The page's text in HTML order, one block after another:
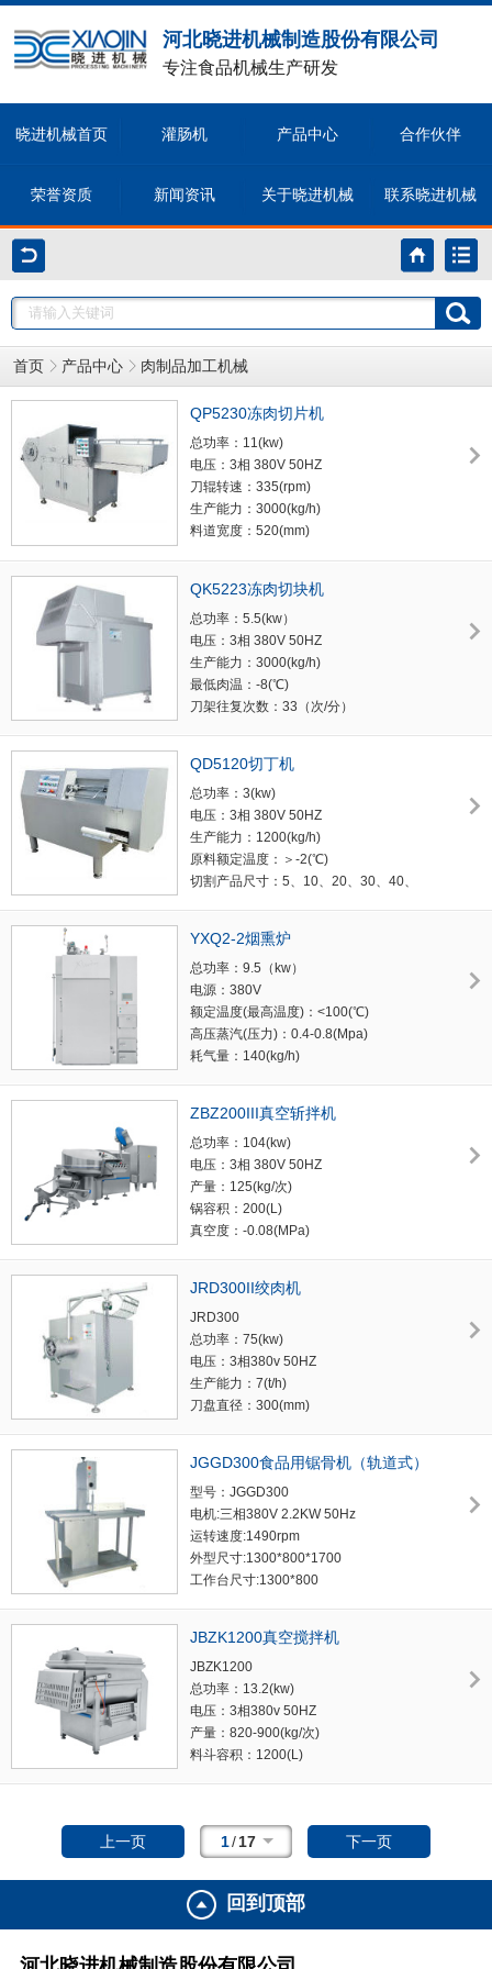
河北晓进机械制造股份有限公司
专注食品机械生产研发
晓进机械首页 灌肠机 产品中心 合作伙伴
荣誉资质 新闻资讯 关于晓进机械 联系晓进机械
首页 产品中心 肉制品加工机械
QP5230冻肉切片机
总功率：11(kw)
电压：3相 380V 50HZ
刀辊转速：335(rpm)
生产能力：3000(kg/h)
料道宽度：520(mm)
重量：760(kg)
外形尺寸：2420×1060×1150(mm)
QK5223冻肉切块机
总功率：5.5(kw）
电压：3相 380V 50HZ
生产能力：3000(kg/h)
最低肉温：-8(℃)
刀架往复次数：33（次/分）
重量：670(kg)
外形尺寸：1520×970×1450(mm)
QD5120切丁机
总功率：3(kw)
电压：3相 380V 50HZ
生产能力：1200(kg/h)
原料额定温度：＞-2(℃)
切割产品尺寸：5、10、20、30、40、
料槽尺寸：550×120×120(mm)
重量：730(kg)
外形尺寸：1820×1390×1280(mm)
YXQ2-2烟熏炉
总功率：9.5（kw）
电源：380V
额定温度(最高温度)：<100(℃)
高压蒸汽(压力)：0.4-0.8(Mpa)
耗气量：140(kg/h)
耗气量：100(L/h) 配0.36m3压缩机
重量：3000(kg)
烟熏炉容量：500kg（2车）
外形尺寸（开门长度）：
4885×1515×3170（mm）
ZBZ200III真空斩拌机
总功率：104(kw)
电压：3相 380V 50HZ
产量：125(kg/次)
锅容积：200(L)
真空度：-0.08(MPa)
出料器转速：30-80(rpm)
机器重量：5200(kg)
外形尺寸：3410×2726×2065(mm)
JRD300II绞肉机
JRD300
总功率：75(kw)
电压：3相380v 50HZ
生产能力：7(t/h)
刀盘直径：300(mm)
外形尺寸：1900×1500×1800(mm)
JGGD300食品用锯骨机（轨道式）
型号：JGGD300
电机:三相380V 2.2KW 50Hz
运转速度:1490rpm
外型尺寸:1300*800*1700
工作台尺寸:1300*800
整机重量:192KG
JBZK1200真空搅拌机
JBZK1200
总功率：13.2(kw)
电压：3相380v 50HZ
产量：820-900(kg/次)
料斗容积：1200(L)
外形尺寸：1985×2300×1920(mm)
上一页 1/17 下一页
回到顶部